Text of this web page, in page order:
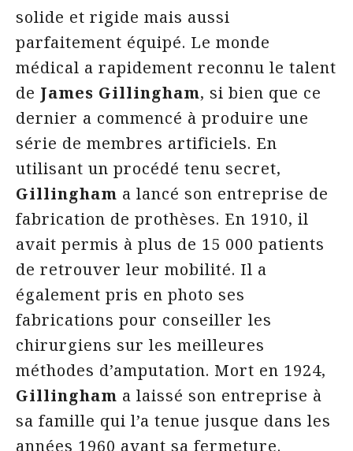
solide et rigide mais aussi
parfaitement équipé. Le monde
médical a rapidement reconnu le talent
de James Gillingham, si bien que ce
dernier a commencé à produire une
série de membres artificiels. En
utilisant un procédé tenu secret,
Gillingham a lancé son entreprise de
fabrication de prothèses. En 1910, il
avait permis à plus de 15 000 patients
de retrouver leur mobilité. Il a
également pris en photo ses
fabrications pour conseiller les
chirurgiens sur les meilleures
méthodes d’amputation. Mort en 1924,
Gillingham a laissé son entreprise à
sa famille qui l’a tenue jusque dans les
années 1960 avant sa fermeture.